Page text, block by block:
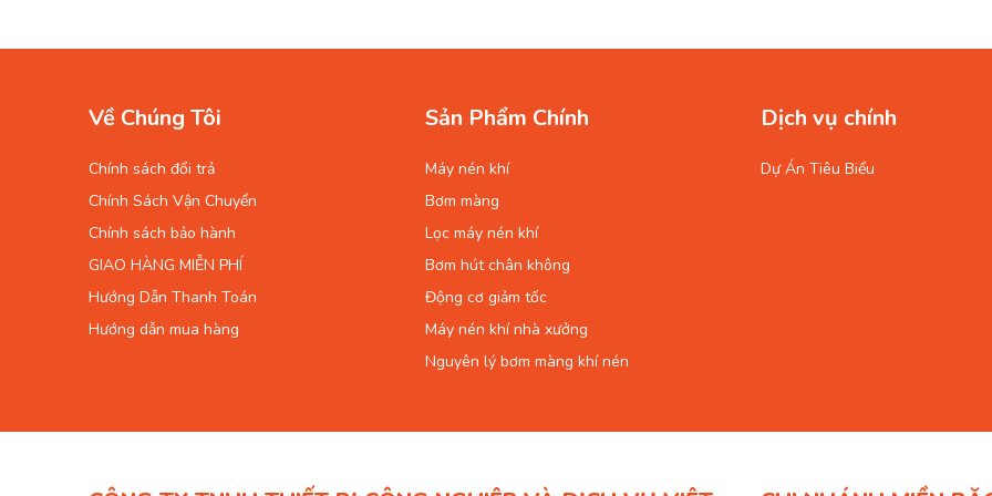
Về Chúng Tôi
Chính sách đổi trả
Chính Sách Vận Chuyển
Chính sách bảo hành
GIAO HÀNG MIỄN PHÍ
Hướng Dẫn Thanh Toán
Hướng dẫn mua hàng
Sản Phẩm Chính
Máy nén khí
Bơm màng
Lọc máy nén khí
Bơm hút chân không
Động cơ giảm tốc
Máy nén khí nhà xưởng
Nguyên lý bơm màng khí nén
Dịch vụ chính
Dự Án Tiêu Biểu